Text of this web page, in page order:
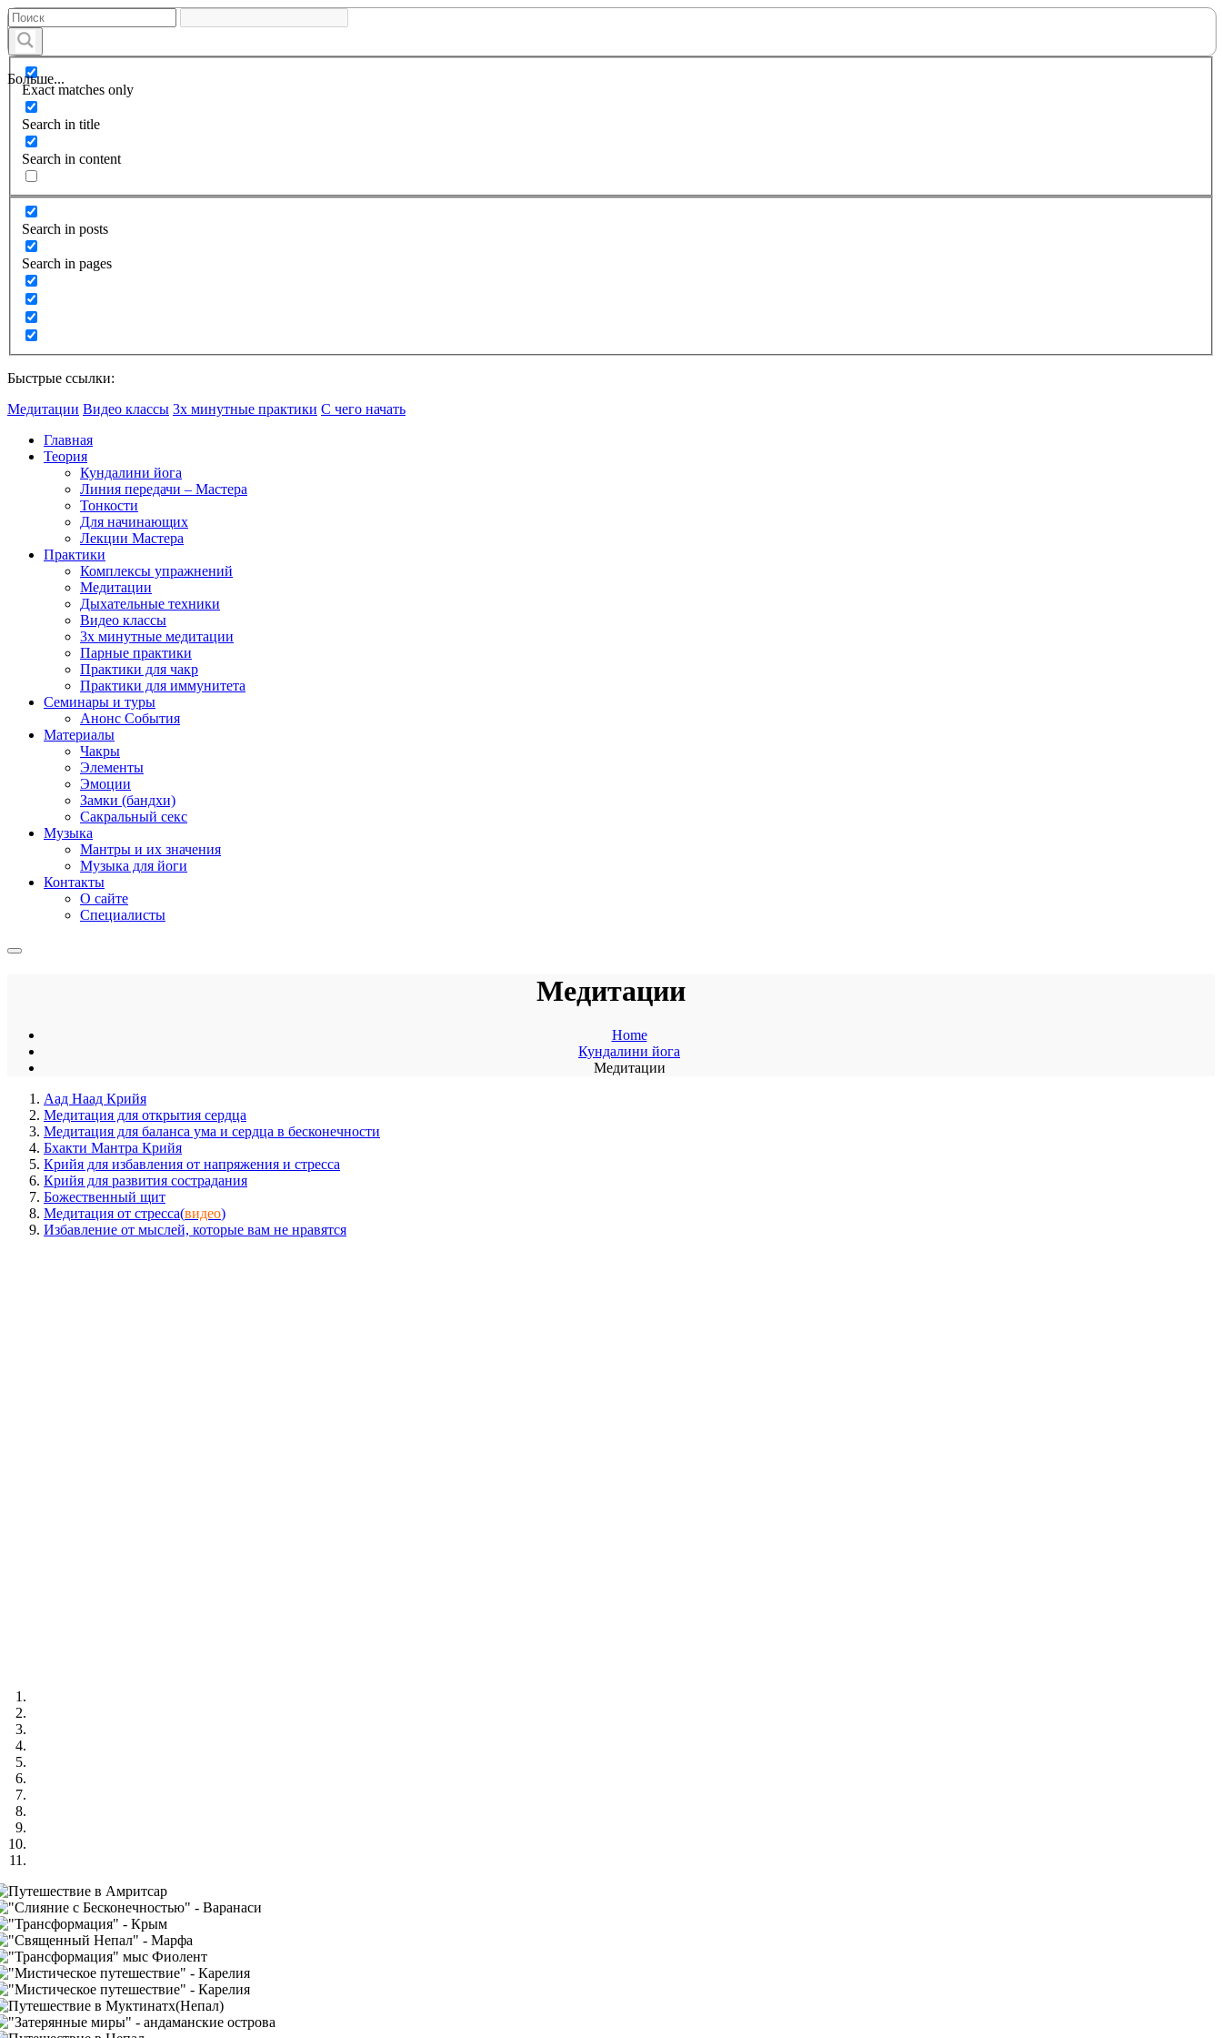
Больше...
Exact matches only
Search in title
Search in content
Search in posts
Search in pages
Быстрые ссылки:
Медитации Видео классы 3х минутные практики С чего начать
Главная
Теория
Кундалини йога
Линия передачи – Мастера
Тонкости
Для начинающих
Лекции Мастера
Практики
Комплексы упражнений
Медитации
Дыхательные техники
Видео классы
3х минутные медитации
Парные практики
Практики для чакр
Практики для иммунитета
Семинары и туры
Анонс События
Материалы
Чакры
Элементы
Эмоции
Замки (бандхи)
Сакральный секс
Музыка
Мантры и их значения
Музыка для йоги
Контакты
О сайте
Специалисты
Медитации
Home
Кундалини йога
Медитации
Аад Наад Крийя
Медитация для открытия сердца
Медитация для баланса ума и сердца в бесконечности
Бхакти Мантра Крийя
Крийя для избавления от напряжения и стресса
Крийя для развития сострадания
Божественный щит
Медитация от стресса(видео)
Избавление от мыслей, которые вам не нравятся